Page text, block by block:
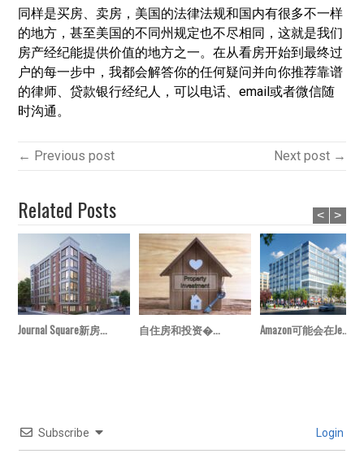
同样是买房、卖房，美国的法律法规和国内有很多不一样
的地方，甚至美国的不同州规定也不尽相同，这就是我们
房产经纪能提供价值的地方之一。在从看房开始到最终过
户的每一步中，我都会解答你的任何疑问并向你推荐靠谱
的律师、贷款银行经纪人，可以电话、email或者微信随
时沟通。
← Previous post Next post →
Related Posts
Journal Square新房... 自住房和投资�... Amazon可能会在Je...
< >
Subscribe Login